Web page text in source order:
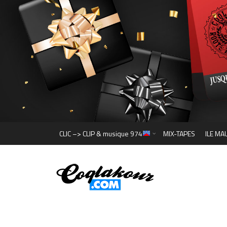
CLIC –> CLIP & musique 974 MIX-TAPES ILE